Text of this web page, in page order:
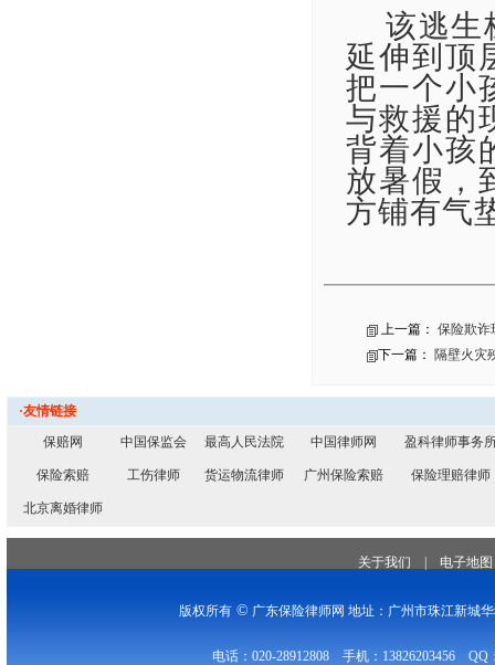
该逃生
延伸到顶
把一个小
与救援的
背着小孩
放暑假，
方铺有气
上一篇： 保险欺诈
下一篇：
隔壁火灾
·友情链接
保赔网
中国保监会 最高人民法院 中国律师网 盈科律师事务
保险索赔 工伤律师 货运物流律师 广州保险索赔 保险理赔律师
北京离婚律师
关于我们 电子地图
版权所有© 广东保险律师网 地址：广州市珠江新城
电话：020-28912808 手机：13826203456